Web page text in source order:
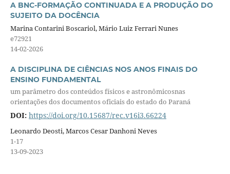
A BNC-FORMAÇÃO CONTINUADA E A PRODUÇÃO DO
SUJEITO DA DOCÊNCIA
Marina Contarini Boscariol, Mário Luiz Ferrari Nunes
e72921
14-02-2026
A DISCIPLINA DE CIÊNCIAS NOS ANOS FINAIS DO
ENSINO FUNDAMENTAL
um parâmetro dos conteúdos físicos e astronômicosnas
orientações dos documentos oficiais do estado do Paraná
DOI: https://doi.org/10.15687/rec.v16i3.66224
Leonardo Deosti, Marcos Cesar Danhoni Neves
1-17
13-09-2023